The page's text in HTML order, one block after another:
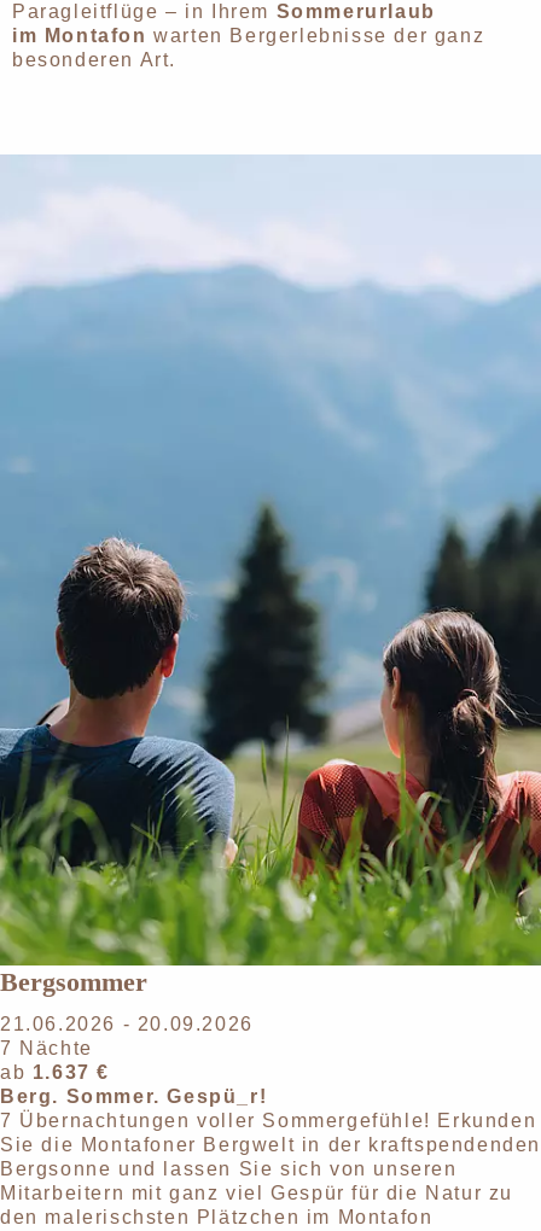
Paragleitflüge – in Ihrem Sommerurlaub
im Montafon warten Bergerlebnisse der ganz
besonderen Art.
Bergsommer
21.06.2026 - 20.09.2026
7 Nächte
ab 1.637 €
Berg. Sommer. Gespü_r!
7 Übernachtungen voller Sommergefühle! Erkunden
Sie die Montafoner Bergwelt in der kraftspendenden
Bergsonne und lassen Sie sich von unseren
Mitarbeitern mit ganz viel Gespür für die Natur zu
den malerischsten Plätzchen im Montafon